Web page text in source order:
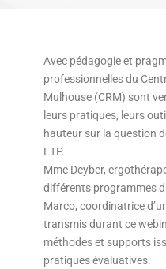
Avec pédagogie et
professionnelles du
Mulhouse (CRM) sont
leurs pratiques, leurs
hauteur sur la question
ETP.
Mme Deyber,
différents programmes
Marco, coordinatrice
transmis durant ce
méthodes et supports
pratiques évaluatives.